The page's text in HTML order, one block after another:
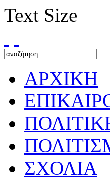
Text Size
ΑΡΧΙΚΗ
ΣΧΟΛΙΑ